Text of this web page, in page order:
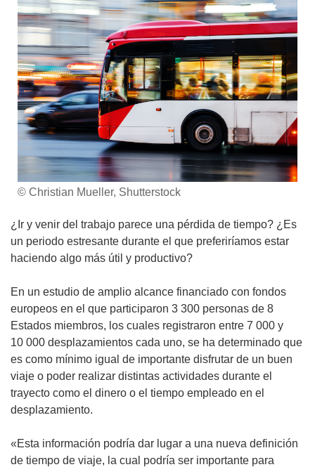
© Christian Mueller, Shutterstock
¿Ir y venir del trabajo parece una pérdida de tiempo? ¿Es
un periodo estresante durante el que preferiríamos estar
haciendo algo más útil y productivo?
En un estudio de amplio alcance financiado con fondos
europeos en el que participaron 3 300 personas de 8
Estados miembros, los cuales registraron entre 7 000 y
10 000 desplazamientos cada uno, se ha determinado que
es como mínimo igual de importante disfrutar de un buen
viaje o poder realizar distintas actividades durante el
trayecto como el dinero o el tiempo empleado en el
desplazamiento.
«Esta información podría dar lugar a una nueva definición
de tiempo de viaje, la cual podría ser importante para